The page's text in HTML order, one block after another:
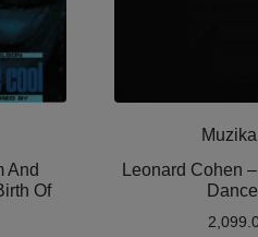
And
Of
Leonard Cohen